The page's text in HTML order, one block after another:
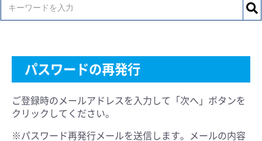
パスワードの再発行
ご登録時のメールアドレスを入力して「次へ」ボタンを
クリックしてください。
※パスワード再発行メールを送信します。メールの内容